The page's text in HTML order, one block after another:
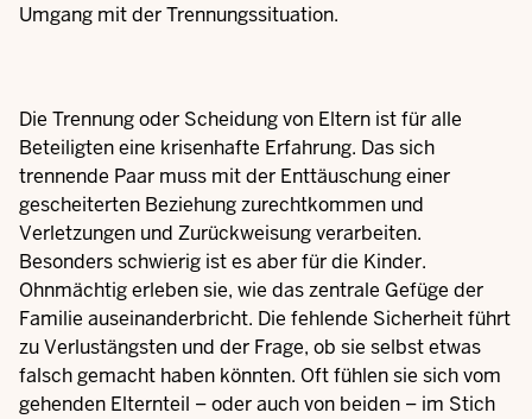
Umgang mit der Trennungssituation.
Die Trennung oder Scheidung von Eltern ist für alle
Beteiligten eine krisenhafte Erfahrung. Das sich
trennende Paar muss mit der Enttäuschung einer
gescheiterten Beziehung zurechtkommen und
Verletzungen und Zurückweisung verarbeiten.
Besonders schwierig ist es aber für die Kinder.
Ohnmächtig erleben sie, wie das zentrale Gefüge der
Familie auseinanderbricht. Die fehlende Sicherheit führt
zu Verlustängsten und der Frage, ob sie selbst etwas
falsch gemacht haben könnten. Oft fühlen sie sich vom
gehenden Elternteil – oder auch von beiden – im Stich